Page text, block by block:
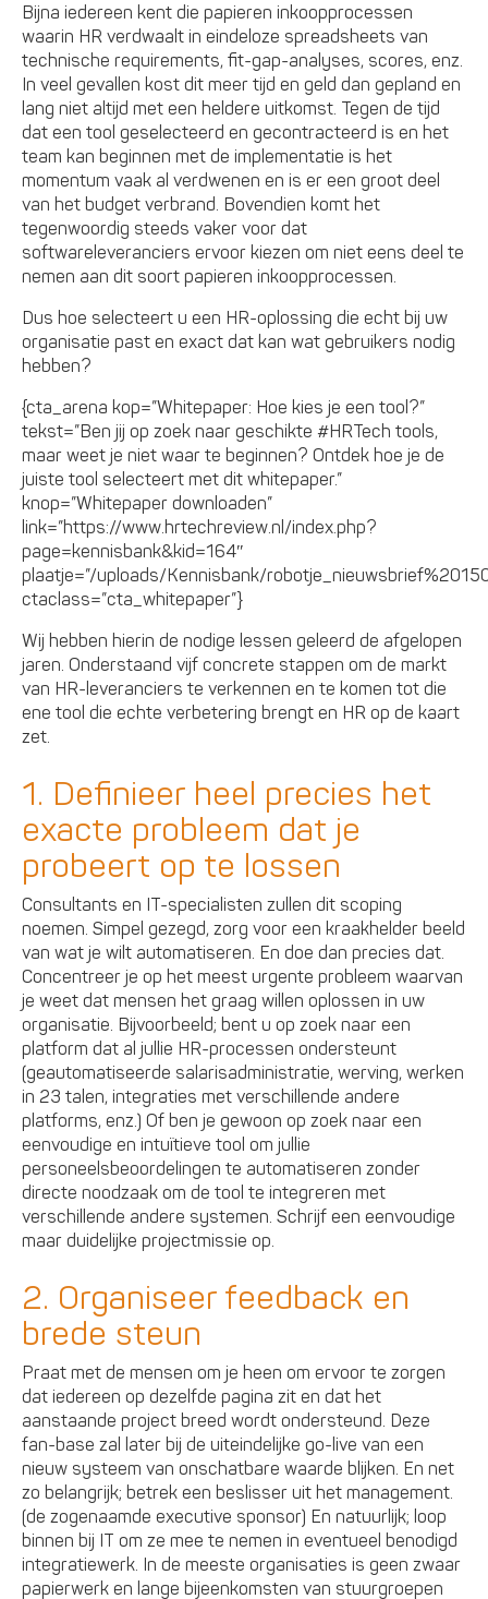
Bijna iedereen kent die papieren inkoopprocessen
waarin HR verdwaalt in eindeloze spreadsheets van
technische requirements, fit-gap-analyses, scores, enz.
In veel gevallen kost dit meer tijd en geld dan gepland en
lang niet altijd met een heldere uitkomst. Tegen de tijd
dat een tool geselecteerd en gecontracteerd is en het
team kan beginnen met de implementatie is het
momentum vaak al verdwenen en is er een groot deel
van het budget verbrand. Bovendien komt het
tegenwoordig steeds vaker voor dat
softwareleveranciers ervoor kiezen om niet eens deel te
nemen aan dit soort papieren inkoopprocessen.
Dus hoe selecteert u een HR-oplossing die echt bij uw
organisatie past en exact dat kan wat gebruikers nodig
hebben?
{cta_arena kop=”Whitepaper: Hoe kies je een tool?”
tekst=”Ben jij op zoek naar geschikte #HRTech tools,
maar weet je niet waar te beginnen? Ontdek hoe je de
juiste tool selecteert met dit whitepaper.”
knop=”Whitepaper downloaden”
link=”https://www.hrtechreview.nl/index.php?
page=kennisbank&kid=164″
plaatje=”/uploads/Kennisbank/
ctaclass=”cta_whitepaper”}
Wij hebben hierin de nodige lessen geleerd de afgelopen
jaren. Onderstaand vijf concrete stappen om de markt
van HR-leveranciers te verkennen en te komen tot die
ene tool die echte verbetering brengt en HR op de kaart
zet.
1. Definieer heel precies het
exacte probleem dat je
probeert op te lossen
Consultants en IT-specialisten zullen dit scoping
noemen. Simpel gezegd, zorg voor een kraakhelder beeld
van wat je wilt automatiseren. En doe dan precies dat.
Concentreer je op het meest urgente probleem waarvan
je weet dat mensen het graag willen oplossen in uw
organisatie. Bijvoorbeeld; bent u op zoek naar een
platform dat al jullie HR-processen ondersteunt
(geautomatiseerde salarisadministratie, werving, werken
in 23 talen, integraties met verschillende andere
platforms, enz.) Of ben je gewoon op zoek naar een
eenvoudige en intuïtieve tool om jullie
personeelsbeoordelingen te automatiseren zonder
directe noodzaak om de tool te integreren met
verschillende andere systemen. Schrijf een eenvoudige
maar duidelijke projectmissie op.
2. Organiseer feedback en
brede steun
Praat met de mensen om je heen om ervoor te zorgen
dat iedereen op dezelfde pagina zit en dat het
aanstaande project breed wordt ondersteund. Deze
fan-base zal later bij de uiteindelijke go-live van een
nieuw systeem van onschatbare waarde blijken. En net
zo belangrijk; betrek een beslisser uit het management.
(de zogenaamde executive sponsor) En natuurlijk; loop
binnen bij IT om ze mee te nemen in eventueel benodigd
integratiewerk. In de meeste organisaties is geen zwaar
papierwerk en lange bijeenkomsten van stuurgroepen